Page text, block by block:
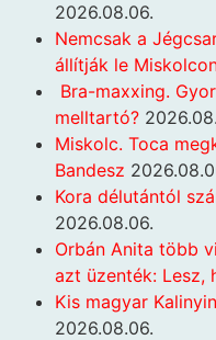
2026.08.06.
Nemcsak a
állítják le
Bra-maxxing.
melltartó?
Miskolc. Toca
Bandesz
Kora délutántól
2026.08.06.
Orbán Anita több
azt üzenték: Lesz,
Kis magyar
2026.08.06.